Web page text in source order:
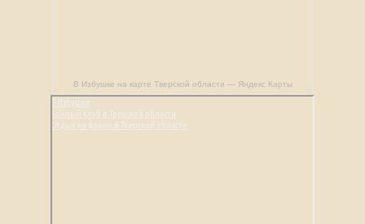
В Избушке на карте Тверской области — Яндекс Карты
В Избушке
Конный клуб в Тверской области
Отдых на ферме в Тверской области